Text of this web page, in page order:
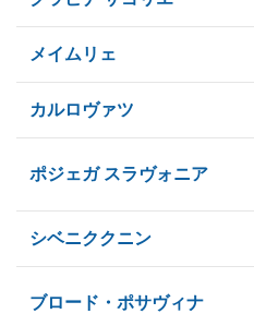
メイムリェ
カルロヴァツ
ポジェガ スラヴォニア
シベニククニン
ブロード・ポサヴィナ